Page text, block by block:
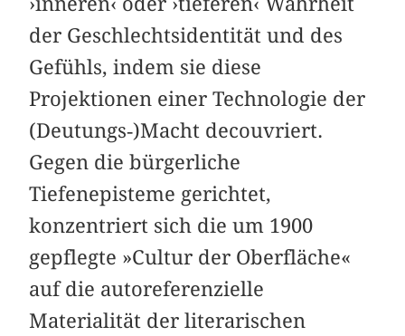
der Geschlechtsidentität und des
Gefühls, indem sie diese
Projektionen einer Technologie der
(Deutungs‑)Macht decouvriert.
Gegen die bürgerliche
Tiefenepisteme gerichtet,
konzentriert sich die um 1900
gepflegte »Cultur der Oberfläche«
auf die autoreferenzielle
Materialität der literarischen